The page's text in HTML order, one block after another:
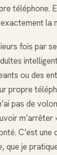
téléphone.
la
fois par
ou des
propre
pas de
m’arrêter
C’est une
que je